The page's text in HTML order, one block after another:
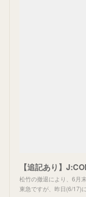
松竹の撤退により、6月
東急ですが、昨日(6/17)